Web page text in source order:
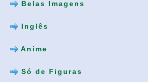
Belas Imagens
Inglês
Anime
Só de Figuras